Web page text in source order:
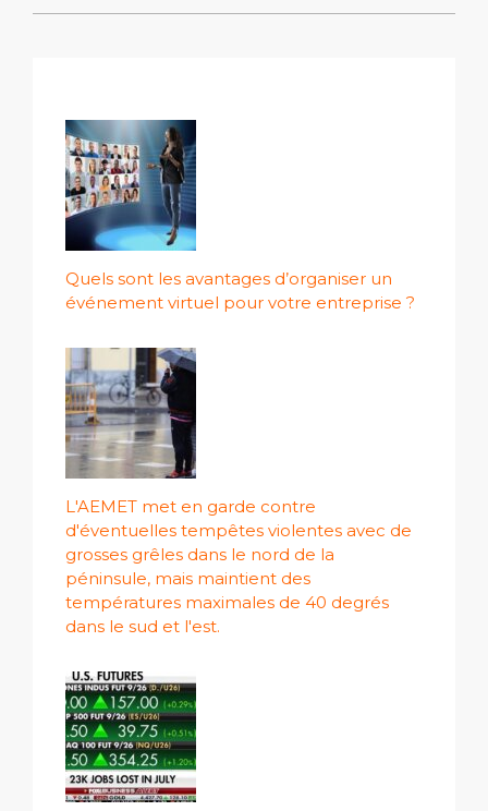
Quels sont les avantages d’organiser un
événement virtuel pour votre entreprise ?
L'AEMET met en garde contre
d'éventuelles tempêtes violentes avec de
grosses grêles dans le nord de la
péninsule, mais maintient des
températures maximales de 40 degrés
dans le sud et l'est.